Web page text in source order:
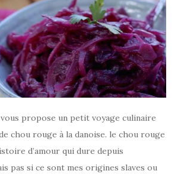
propose un petit voyage culinaire
chou rouge à la danoise. le chou rouge
d’amour qui dure depuis
pas si ce sont mes origines slaves ou